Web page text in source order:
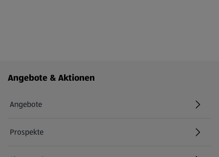
Fußzeilenmenü - weitere Links
Angebote & Aktionen
Angebote
Prospekte